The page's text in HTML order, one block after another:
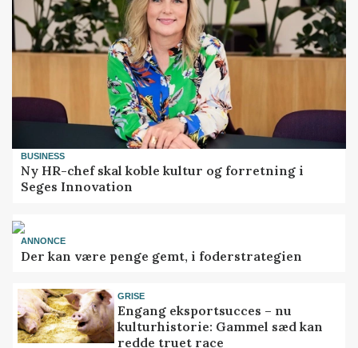
BUSINESS
Ny HR-chef skal koble kultur og forretning i
Seges Innovation
ANNONCE
Der kan være penge gemt, i foderstrategien
GRISE
Engang eksportsucces – nu
kulturhistorie: Gammel sæd kan
redde truet race